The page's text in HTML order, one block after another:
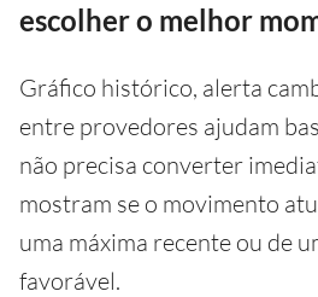
escolher o melhor
Gráfico histórico, alerta
entre provedores ajudam
não precisa converter
mostram se o movimento
uma máxima recente ou de
favorável.